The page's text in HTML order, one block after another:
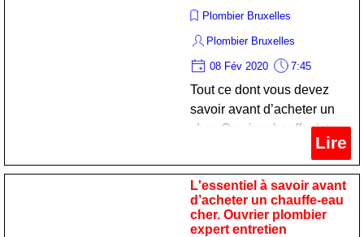
Plombier Bruxelles
Plombier Bruxelles
08 Fév 2020 7:45
Tout ce dont vous devez
savoir avant d’acheter un
cher. Ouvrier chauffagist
professionnel maintenance
Lire
L'essentiel à savoir avant
d’acheter un chauffe-eau
cher. Ouvrier plombier
expert entretien